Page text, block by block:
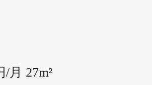
/月 27m²